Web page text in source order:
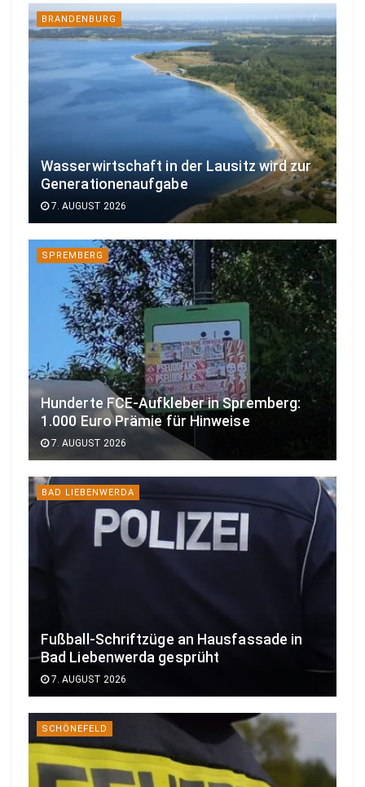
BRANDENBURG
Wasserwirtschaft in der Lausitz wird zur
Generationenaufgabe
7. AUGUST 2026
SPREMBERG
Hunderte FCE-Aufkleber in Spremberg:
1.000 Euro Prämie für Hinweise
7. AUGUST 2026
BAD LIEBENWERDA
Fußball-Schriftzüge an Hausfassade in
Bad Liebenwerda gesprüht
7. AUGUST 2026
SCHÖNEFELD